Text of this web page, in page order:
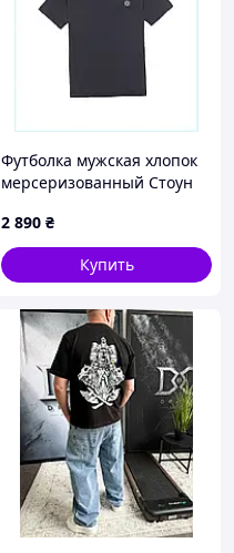
Футболка мужская хлопок
мерсеризованный Стоун
2 890 ₴
Купить